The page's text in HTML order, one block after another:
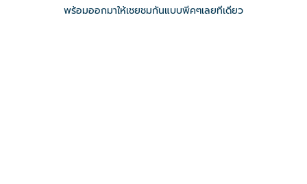
พร้อมออกมาให้เชยชมกันแบบพีคๆเลยทีเดียว